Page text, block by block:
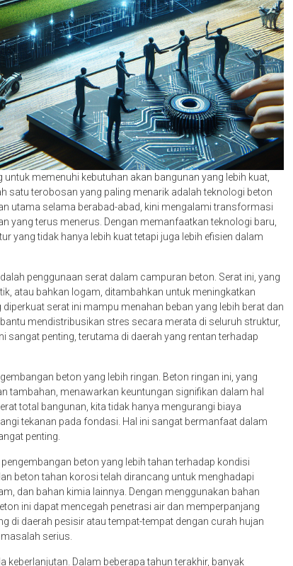
memenuhi kebutuhan akan bangunan yang lebih kuat,
satu terobosan yang paling menarik adalah teknologi beton
utama selama berabad-abad, kini mengalami transformasi
yang terus menerus. Dengan memanfaatkan teknologi baru,
yang tidak hanya lebih kuat tetapi juga lebih efisien dalam
penggunaan serat dalam campuran beton. Serat ini, yang
atau bahkan logam, ditambahkan untuk meningkatkan
serat ini mampu menahan beban yang lebih berat dan
mendistribusikan stres secara merata di seluruh struktur,
sangat penting, terutama di daerah yang rentan terhadap
beton yang lebih ringan. Beton ringan ini, yang
tambahan, menawarkan keuntungan signifikan dalam hal
total bangunan, kita tidak hanya mengurangi biaya
tekanan pada fondasi. Hal ini sangat bermanfaat dalam
penting.
beton yang lebih tahan terhadap kondisi
beton tahan korosi telah dirancang untuk menghadapi
dan bahan kimia lainnya. Dengan menggunakan bahan
ini dapat mencegah penetrasi air dan memperpanjang
di daerah pesisir atau tempat-tempat dengan curah hujan
serius.
Dalam beberapa tahun terakhir, banyak